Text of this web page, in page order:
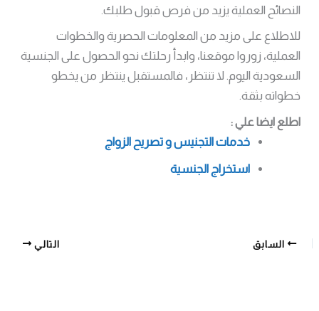
النصائح العملية يزيد من فرص قبول طلبك.
للاطلاع على مزيد من المعلومات الحصرية والخطوات
العملية، زوروا موقعنا، وابدأ رحلتك نحو الحصول على الجنسية
السعودية اليوم. لا تنتظر، فالمستقبل ينتظر من يخطو
خطواته بثقة.
اطلع ايضا علي :
خدمات التجنيس و تصريح الزواج
استخراج الجنسية
السابق التالي